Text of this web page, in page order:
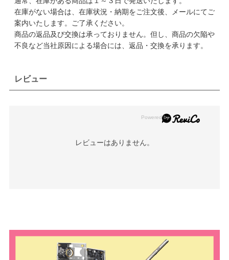
在庫がない場合は、在庫状況・納期をご注文後、メールにてご
案内いたします。ご了承ください。
商品の返品及び交換は承っておりません。但し、商品の欠陥や
不良など当社原因による場合には、返品・交換を承ります。
レビュー
レビューはありません。